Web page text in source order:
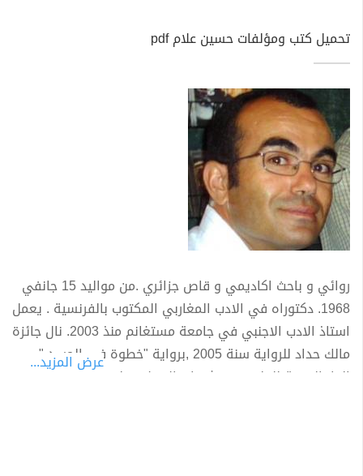
تحميل كتب ومؤلفات حسين علام pdf
روائي و باحث اكاديمي و قاص جزائري .من مواليد 15 جانفي
1968. دكتوراه في الادب المغاربي المكتوب بالفرنسية . يعمل
استاذ الادب الاجنبي في جامعة مستغانم منذ 2003. نال جائزة
مالك حداد للرواية سنة 2005 ,برواية "خطوة في الجسد "
الدار العربية للعلوم و منشورات الاختلاف..له عدة ترجمات من
عرض المزيد...